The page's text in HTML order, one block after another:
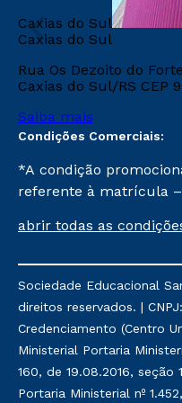
Caxias do Sul
Caxias do Sul
Rua Os Dezoito do
Caxias do Sul/RS CEP
Saiba mais
Condições Comerciais:
*A condição
referente à matrícula
na prova on-line ou
semestre de 2023, que
e/ou não tenham
matrícula em uma das
Sul Educacional, no
não se aplicam aos
para matriculados via
abrir todas as
Sociedade Educacional
direitos reservados. |
Credenciamento (Centro
Ministerial Portaria
160, de 19.08.2016, seção
Portaria Ministerial nº